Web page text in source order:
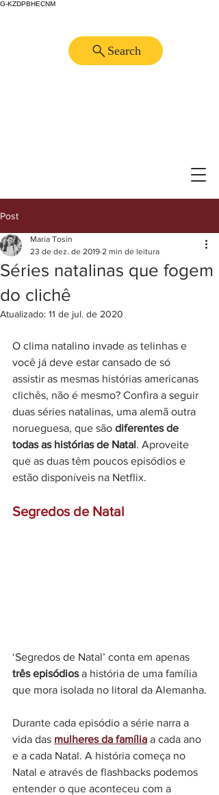
G-KZDPBHECNM
Search
Post
Séries natalinas que fogem
do clichê
Maria Tosin
23 de dez. de 2019 2 min de leitura
Atualizado: 11 de jul. de 2020
O clima natalino invade as telinhas e
você já deve estar cansado de só
assistir as mesmas histórias americanas
clichês, não é mesmo? Confira a seguir
duas séries natalinas, uma alemã outra
norueguesa, que são diferentes de
todas as histórias de Natal. Aproveite
que as duas têm poucos episódios e
estão disponíveis na Netflix.
Segredos de Natal
‘Segredos de Natal’ conta em apenas
três episódios a história de uma família
que mora isolada no litoral da Alemanha.
Durante cada episódio a série narra a
vida das mulheres da família a cada ano
e a cada Natal. A história começa no
Natal e através de flashbacks podemos
entender o que aconteceu com a